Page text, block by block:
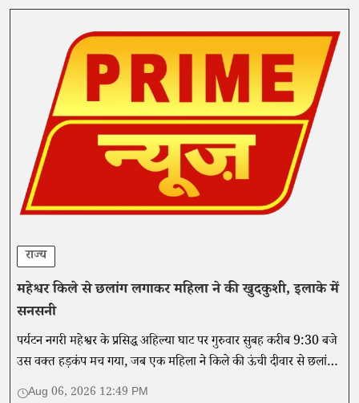
राज्य
महेश्वर किले से छलांग लगाकर महिला ने की खुदकुशी, इलाके में
सनसनी
पर्यटन नगरी महेश्वर के प्रसिद्ध अहिल्या घाट पर गुरुवार सुबह करीब 9:30 बजे
उस वक्त हड़कंप मच गया, जब एक महिला ने किले की ऊंची दीवार से छलांग
लगा दी।
Aug 06, 2026 12:49 PM